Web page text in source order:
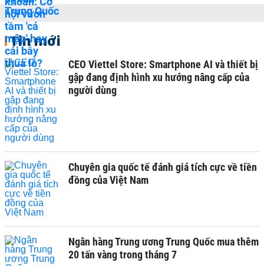
Tin mới
CEO Viettel Store: Smartphone AI và thiết bị
gập đang định hình xu hướng nâng cấp của
người dùng
Chuyên gia quốc tế đánh giá tích cực về tiền
đồng của Việt Nam
Ngân hàng Trung ương Trung Quốc mua thêm
20 tấn vàng trong tháng 7